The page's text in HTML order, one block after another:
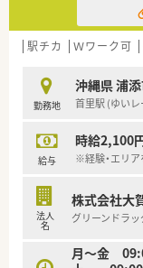
駅チカ Ｗワーク可
勤務地
沖縄県 浦
首里駅 (ゆいレ
給与
時給2,100
※経験・エリア
法人
名
株式会社大
グリーンドラ
月～金